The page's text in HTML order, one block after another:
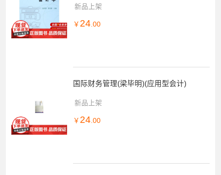
新品上架
￥ 24.00
国际财务管理(梁毕明)(应用型会计)
新品上架
￥ 24 .00